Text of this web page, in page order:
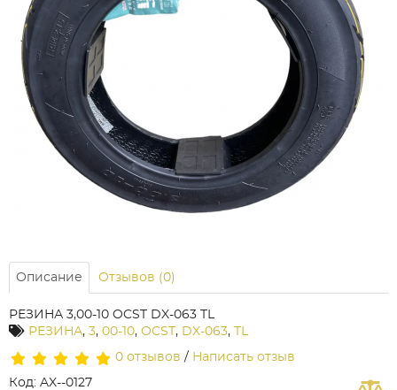
Описание Отзывов (0)
РЕЗИНА 3,00-10 OCST DX-063 TL
РЕЗИНА, 3, 00-10, OCST, DX-063, TL
0 отзывов / Написать отзыв
Код: AX--0127